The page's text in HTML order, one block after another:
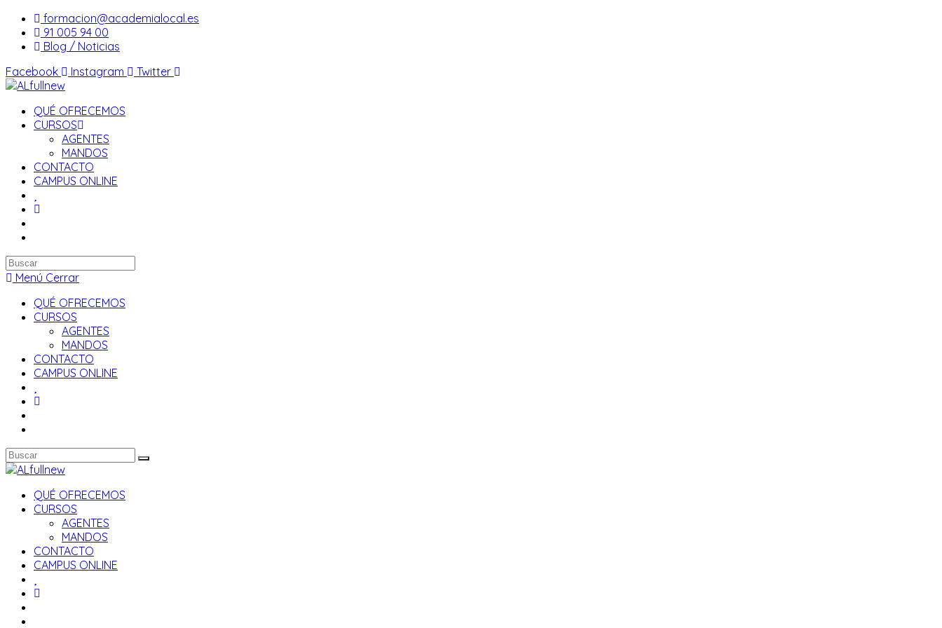
Saltar
contenido
formacion@academialocal.es
91 005 94 00
Blog / Noticias
Facebook
Instagram Twitter
QUÉ OFRECEMOS
CURSOS
AGENTES
MANDOS
CONTACTO
CAMPUS ONLINE
Buscar
en
web
Menú Cerrar
QUÉ OFRECEMOS
CURSOS
AGENTES
MANDOS
CONTACTO
CAMPUS ONLINE
QUÉ OFRECEMOS
CURSOS
AGENTES
MANDOS
CONTACTO
CAMPUS ONLINE